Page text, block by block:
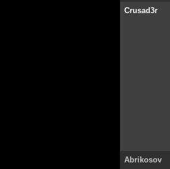
Crusad3r
Abrikosov